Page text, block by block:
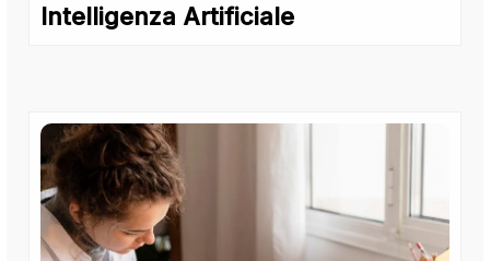
Intelligenza Artificiale